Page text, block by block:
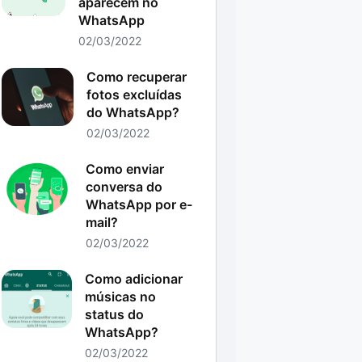
WhatsApp
02/03/2022
Como recuperar
fotos excluídas
do WhatsApp?
02/03/2022
Como enviar
conversa do
WhatsApp por e-
mail?
02/03/2022
Como adicionar
músicas no
status do
WhatsApp?
02/03/2022